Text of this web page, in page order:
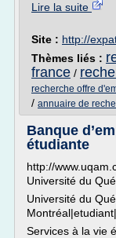
Lire la suite
Site : http://
Thèmes liés :
france /
recherche offre
/ annuaire de
Banque
étudiante
http://
Université du
Université du
Services à la vie